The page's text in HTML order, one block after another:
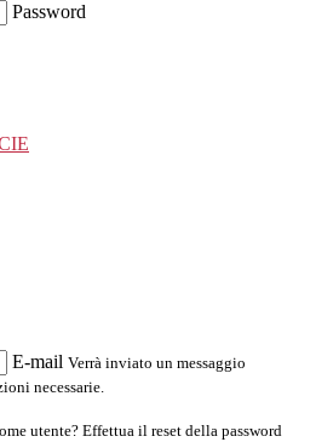
Password
E-mail Verrà inviato un messaggio
necessarie.
utente? Effettua il reset della password